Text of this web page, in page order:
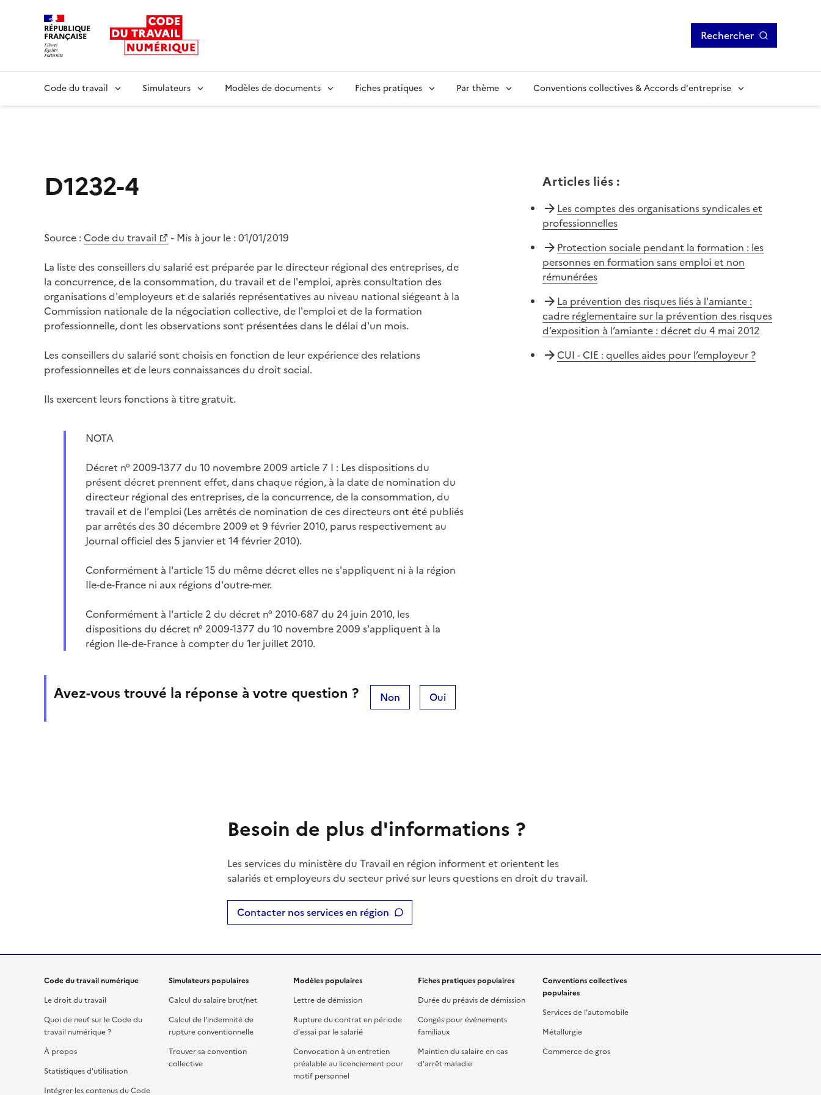
RÉPUBLIQUE
FRANÇAISE Rechercher
Code du travail Simulateurs Modèles de documents Fiches pratiques Par thème Conventions collectives & Accords d'entreprise
D1232-4
Source : Code du travail - Mis à jour le : 01/01/2019
La liste des conseillers du salarié est préparée par le directeur régional des entreprises, de
la concurrence, de la consommation, du travail et de l'emploi, après consultation des
organisations d'employeurs et de salariés représentatives au niveau national siégeant à la
Commission nationale de la négociation collective, de l'emploi et de la formation
professionnelle, dont les observations sont présentées dans le délai d'un mois.
Les conseillers du salarié sont choisis en fonction de leur expérience des relations
professionnelles et de leurs connaissances du droit social.
Ils exercent leurs fonctions à titre gratuit.
NOTA
Décret n° 2009-1377 du 10 novembre 2009 article 7 I : Les dispositions du
présent décret prennent effet, dans chaque région, à la date de nomination du
directeur régional des entreprises, de la concurrence, de la consommation, du
travail et de l'emploi (Les arrêtés de nomination de ces directeurs ont été publiés
par arrêtés des 30 décembre 2009 et 9 février 2010, parus respectivement au
Journal officiel des 5 janvier et 14 février 2010).
Conformément à l'article 15 du même décret elles ne s'appliquent ni à la région
Ile-de-France ni aux régions d'outre-mer.
Conformément à l'article 2 du décret n° 2010-687 du 24 juin 2010, les
dispositions du décret n° 2009-1377 du 10 novembre 2009 s'appliquent à la
région Ile-de-France à compter du 1er juillet 2010.
Avez-vous trouvé la réponse à votre question ? Non Oui
Articles liés:
Les comptes des organisations syndicales et
professionnelles
Protection sociale pendant la formation : les
personnes en formation sans emploi et non
rémunérées
La prévention des risques liés à l'amiante :
cadre réglementaire sur la prévention des risques
d’exposition à l’amiante : décret du 4 mai 2012
CUI - CIE : quelles aides pour l’employeur ?
Besoin de plus d'informations ?
Les services du ministère du Travail en région informent et orientent les
salariés et employeurs du secteur privé sur leurs questions en droit du travail.
Contacter nos services en région
Code du travail numérique
Le droit du travail
Quoi de neuf sur le Code du
travail numérique ?
À propos
Statistiques d'utilisation
Intégrer les contenus du Code
Simulateurs populaires
Calcul du salaire brut/net
Calcul de l'indemnité de
rupture conventionnelle
Trouver sa convention
collective
Modèles populaires
Lettre de démission
Rupture du contrat en période
d'essai par le salarié
Convocation à un entretien
préalable au licenciement pour
motif personnel
Fiches pratiques populaires
Durée du préavis de démission
Congés pour événements
familiaux
Maintien du salaire en cas
d'arrêt maladie
Conventions collectives
populaires
Services de l'automobile
Métallurgie
Commerce de gros